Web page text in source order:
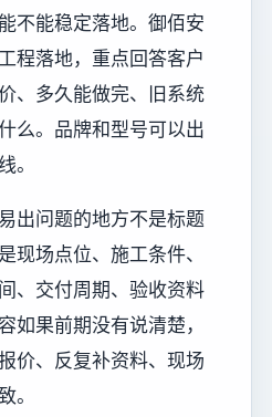
不能稳定落地。御佰安
程落地，重点回答客户
、多久能做完、旧系统
么。品牌和型号可以出
。
出问题的地方不是标题
现场点位、施工条件、
、交付周期、验收资料
如果前期没有说清楚，
价、反复补资料、现场
。